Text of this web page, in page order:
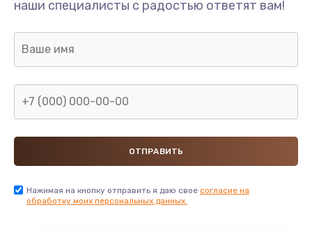
наши специалисты с радостью ответят вам!
Нажимая на кнопку отправить я даю свое согласие на
обработку моих персональных данных.